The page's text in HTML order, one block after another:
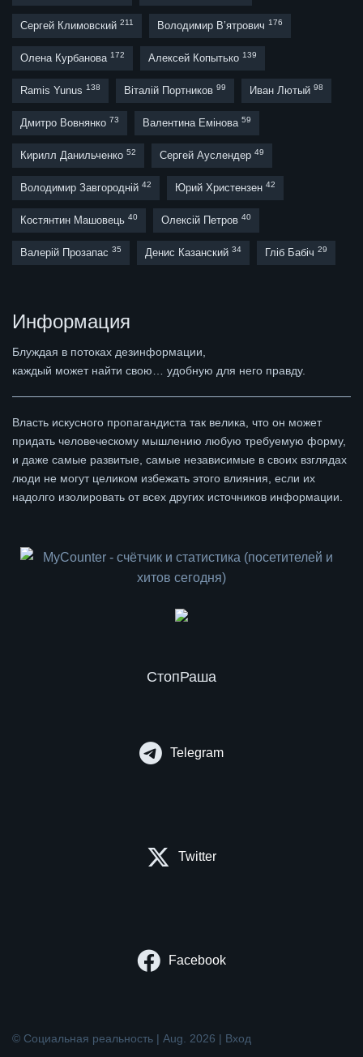
Сергей Климовский 211 Володимир В’ятрович 176
Олена Курбанова 172 Алексей Копытько 139
Ramis Yunus 138 Віталій Портников 99 Иван Лютый 98
Дмитро Вовнянко 73 Валентина Емінова 59
Кирилл Данильченко 52 Сергей Ауслендер 49
Володимир Завгородній 42 Юрий Христензен 42
Костянтин Машовець 40 Олексій Петров 40
Валерій Прозапас 35 Денис Казанский 34 Гліб Бабіч 29
Информация
Блуждая в потоках дезинформации,
каждый может найти свою… удобную для него правду.
Власть искусного пропагандиста так велика, что он может
придать человеческому мышлению любую требуемую форму,
и даже самые развитые, самые независимые в своих взглядах
люди не могут целиком избежать этого влияния, если их
надолго изолировать от всех других источников информации.
СтопРаша
Telegram
Twitter
Facebook
© Социальная реальность | Aug. 2026 | Вход